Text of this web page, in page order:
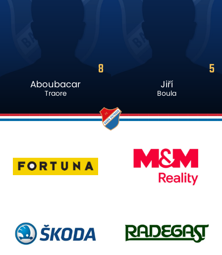
8
Aboubacar
Traore
5
Jiří
Boula